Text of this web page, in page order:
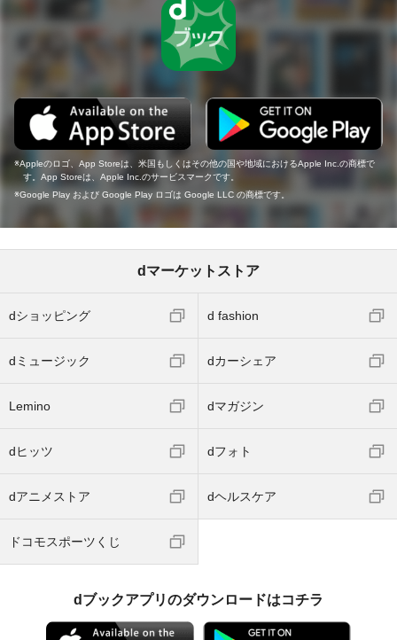
Appleのロゴ、App Storeは、米国もしくはその他の国や地域におけるApple Inc.の商標で
す。App Storeは、Apple Inc.のサービスマークです。
Google Play および Google Play ロゴは Google LLC の商標です。
dマーケットストア
dショッピング d fashion
dミュージック dカーシェア
Lemino dマガジン
dヒッツ dフォト
dアニメストア dヘルスケア
ドコモスポーツくじ
dブックアプリのダウンロードはコチラ